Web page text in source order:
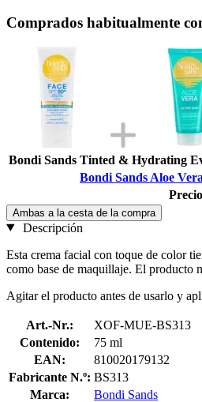
Comprados habitualmente
Bondi Sands Tinted & Hydrating
Bondi Sands Aloe
Ambas a la cesta de la compra
Descripción
Esta crema facial con toque de color
como base de maquillaje. El producto
Agitar el producto antes de usarlo y
Art.-Nr.:
XOF-MUE-BS313
Contenido:
75 ml
EAN:
810020179132
Fabricante N.º: BS313
Marca:
Bondi Sands